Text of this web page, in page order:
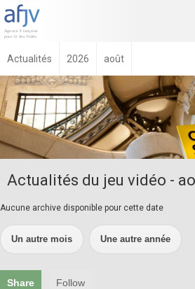
Actualités 2026 août
Actualités du jeu vidéo -
Aucune archive disponible pour cette date
Un autre mois Une autre année
Share Follow